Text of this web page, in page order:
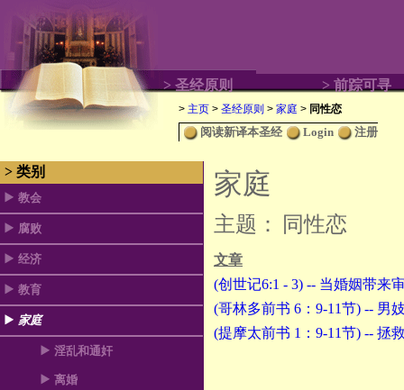
> 圣经原则 > 前踪可寻
> 主页 > 圣经原则 > 家庭 > 同性恋
阅读新译本圣经 Login 注册
> 类别
教会
腐败
经济
教育
家庭
淫乱和通奸
离婚
家庭
主题： 同性恋
文章
(创世记6:1 - 3) -- 当婚姻带来
(哥林多前书 6：9-11节) -- 男
(提摩太前书 1：9-11节) -- 拯